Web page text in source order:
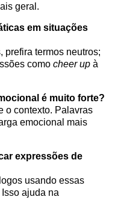
geral.
em situações
prefira termos neutros;
como cheer up à
é muito forte?
o contexto. Palavras
emocional mais
expressões de
usando essas
ajuda na